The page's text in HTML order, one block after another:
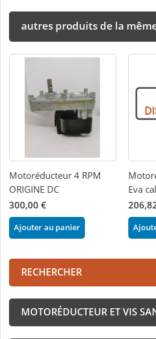
autres produits de la
Motoréducteur 4 RPM
ORIGINE DC
300,00 €
Ajouter au panier
Eva
RECHERCHER
MOTORÉDUCTEUR ET VIS